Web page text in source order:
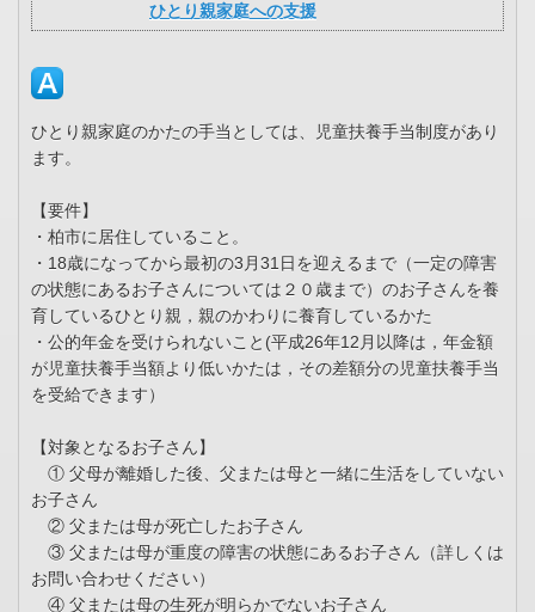
ひとり親家庭への支援
ひとり親家庭のかたの手当としては、児童扶養手当制度があり
ます。
【要件】
・柏市に居住していること。
・18歳になってから最初の3月31日を迎えるまで（一定の障害
の状態にあるお子さんについては２０歳まで）のお子さんを養
育しているひとり親，親のかわりに養育しているかた
・公的年金を受けられないこと(平成26年12月以降は，年金額
が児童扶養手当額より低いかたは，その差額分の児童扶養手当
を受給できます）
【対象となるお子さん】
① 父母が離婚した後、父または母と一緒に生活をしていない
お子さん
② 父または母が死亡したお子さん
③ 父または母が重度の障害の状態にあるお子さん（詳しくは
お問い合わせください）
④ 父または母の生死が明らかでないお子さん